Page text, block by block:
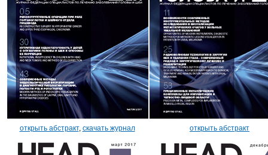
открыть абстракт, скачать журнал открыть абстракт